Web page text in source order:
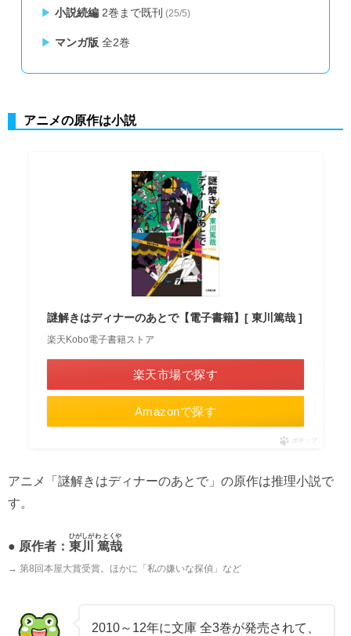
小説続編2巻まで既刊 (25/5)
マンガ版 全2巻
アニメの原作は小説
謎解きはディナーのあとで【電子書籍】[ 東川篤哉 ]
楽天Kobo電子書籍ストア
楽天市場で探す
Amazonで探す
ポチップ
アニメ「謎解きはディナーのあとで」の原作は推理小説で
す。
● 原作者： 東川 篤哉
ひがしがわ とくや
→ 第8回本屋大賞受賞。ほかに「私の嫌いな探偵」など
2010～12年に文庫 全3巻が発売されて、